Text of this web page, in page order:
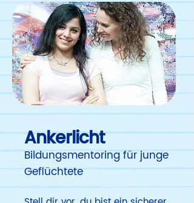
Ankerlicht
Bildungsmentoring für junge
Geflüchtete